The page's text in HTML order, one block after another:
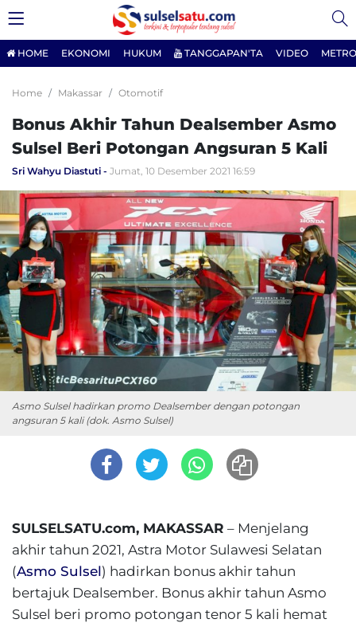
HOME EKONOMI HUKUM TANGGAPAN'TA VIDEO
Home Makassar Otomotif
Bonus Akhir Tahun Dealsember Asmo
Sulsel Beri Potongan Angsuran 5 Kali
Sri Wahyu Diastuti Jumat, 10 Desember 2021 16:59
Asmo Sulsel hadirkan promo Dealsember dengan potongan
angsuran 5 kali (dok. Asmo Sulsel)
SULSELSATU.com, MAKASSAR – Menjelang
akhir tahun 2021, Astra Motor Sulawesi Selatan
(Asmo Sulsel) hadirkan bonus akhir tahun
bertajuk Dealsember. Bonus akhir tahun Asmo
Sulsel beri promo potongan tenor 5 kali hemat